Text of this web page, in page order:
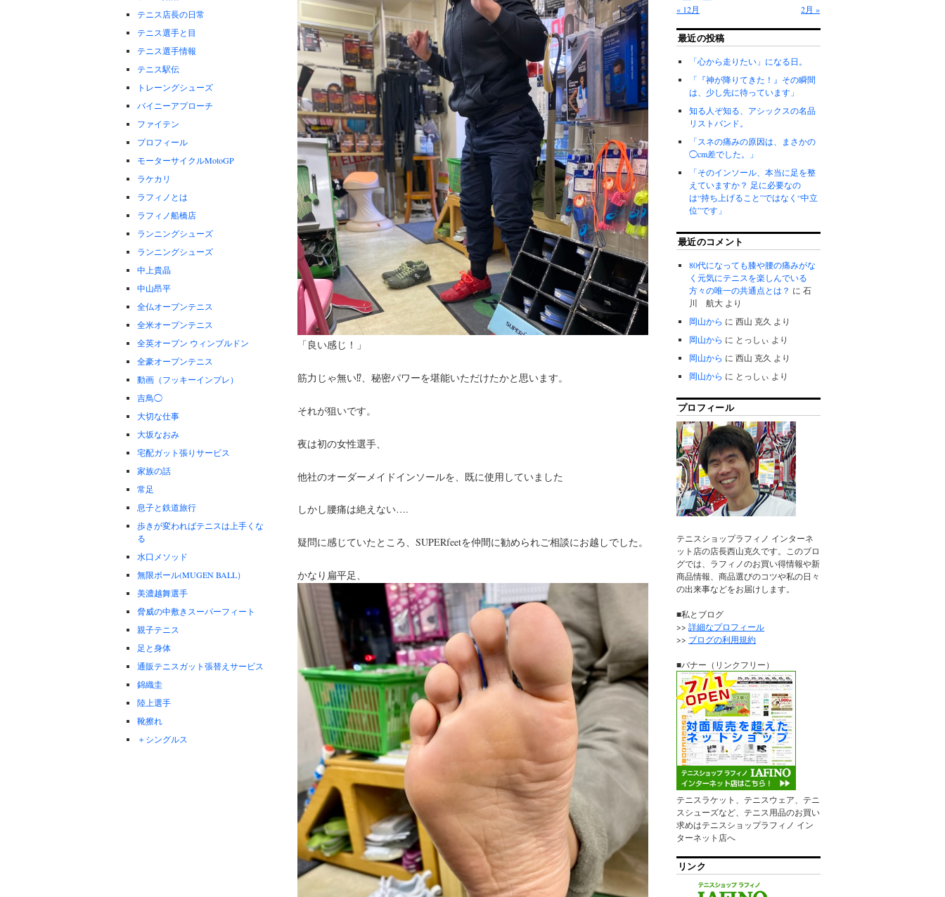
「良い感じ！」
筋力じゃ無い⁉︎、秘密パワーを堪能いただけたかと思います。
それが狙いです。
夜は初の女性選手、
他社のオーダーメイドインソールを、既に使用していました
しかし腰痛は絶えない….
疑問に感じていたところ、SUPERfeetを仲間に勧められご相談にお越しでした。
かなり扁平足、
テニス店長の日常
テニス選手と目
テニス選手情報
テニス駅伝
トレーングシューズ
バイニーアプローチ
ファイテン
プロフィール
モーターサイクルMotoGP
ラケカリ
ラフィノとは
ラフィノ船橋店
ランニングシューズ
ランニングシューズ
中上貴晶
中山昂平
全仏オープンテニス
全米オープンテニス
全英オープン ウィンブルドン
全豪オープンテニス
動画（フッキーインプレ）
吉鳥◯
大切な仕事
大坂なおみ
宅配ガット張りサービス
家族の話
常足
息子と鉄道旅行
歩きが変わればテニスは上手くな
る
水口メソッド
無限ボール(MUGEN BALL）
美濃越舞選手
脅威の中敷きスーパーフィート
親子テニス
足と身体
通販テニスガット張替えサービス
錦織圭
陸上選手
靴擦れ
＋シングルス
« 12月 2月 »
最近の投稿
「心から走りたい」になる日。
「『神が降りてきた！』その瞬間
は、少し先に待っています」
知る人ぞ知る、アシックスの名品
リストバンド。
「スネの痛みの原因は、まさかの
◯cm差でした。」
「そのインソール、本当に足を整
えていますか？ 足に必要なの
は“持ち上げること”ではなく“中立
位”です」
最近のコメント
80代になっても膝や腰の痛みがな
く元気にテニスを楽しんでいる
方々の唯一の共通点とは？ に石
川 航大 より
岡山から に西山 克久 より
岡山から に とっしぃ より
岡山から に西山 克久 より
岡山から に とっしぃ より
プロフィール
テニスショップラフィノ インターネ
ット店の店長西山克久です。このブロ
グでは、ラフィノのお買い得情報や新
商品情報、商品選びのコツや私の日々
の出来事などをお届けします。
■私とブログ
>>詳細なプロフィール
>> ブログの利用規約
■バナー（リンクフリー）
テニスラケット、テニスウェア、テニ
スシューズなど、テニス用品のお買い
求めはテニスショップラフィノ イン
ターネット店へ
リンク